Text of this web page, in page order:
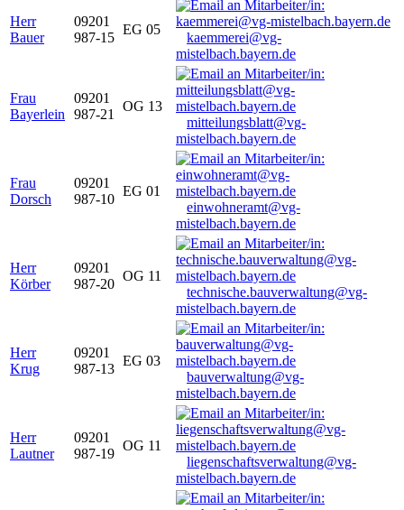
Herr
Bauer
09201
987-15
EG 05
kaemmerei@vg-
mistelbach.bayern.de
Frau
Bayerlein
09201
987-21
OG 13
mitteilungsblatt@vg-
mistelbach.bayern.de
Frau
Dorsch
09201
987-10
EG 01
einwohneramt@vg-
mistelbach.bayern.de
Herr
Körber
09201
987-20
OG 11
technische.bauverwaltung@vg-
mistelbach.bayern.de
Herr
Krug
09201
987-13
EG 03
bauverwaltung@vg-
mistelbach.bayern.de
Herr
Lautner
09201
987-19
OG 11
liegenschaftsverwaltung@vg-
mistelbach.bayern.de